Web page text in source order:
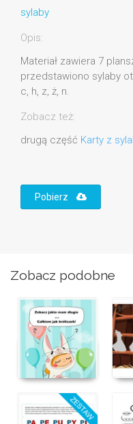
sylaby
Opis:
Materiał zawiera 7
przedstawiono sylaby
c, h, z, ż, n.
Zobacz też:
drugą część Karty z
Pobierz
Zobacz podobne